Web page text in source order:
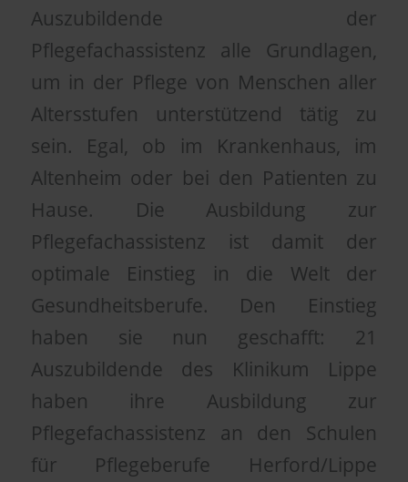
Auszubildende der
Pflegefachassistenz alle Grundlagen,
um in der Pflege von Menschen aller
Altersstufen unterstützend tätig zu
sein. Egal, ob im Krankenhaus, im
Altenheim oder bei den Patienten zu
Hause. Die Ausbildung zur
Pflegefachassistenz ist damit der
optimale Einstieg in die Welt der
Gesundheitsberufe. Den Einstieg
haben sie nun geschafft: 21
Auszubildende des Klinikum Lippe
haben ihre Ausbildung zur
Pflegefachassistenz an den Schulen
für Pflegeberufe Herford/Lippe